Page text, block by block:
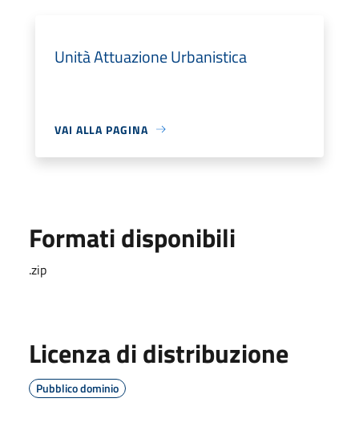
Unità Attuazione Urbanistica
VAI ALLA PAGINA
Formati disponibili
.zip
Licenza di distribuzione
Pubblico dominio